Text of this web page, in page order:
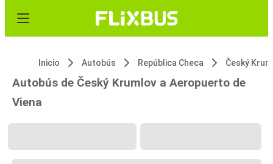
Inicio Autobús República Checa Český
Autobús de Český Krumlov a Aeropuerto de
Viena